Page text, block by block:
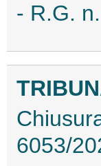
- R.G.
6053/